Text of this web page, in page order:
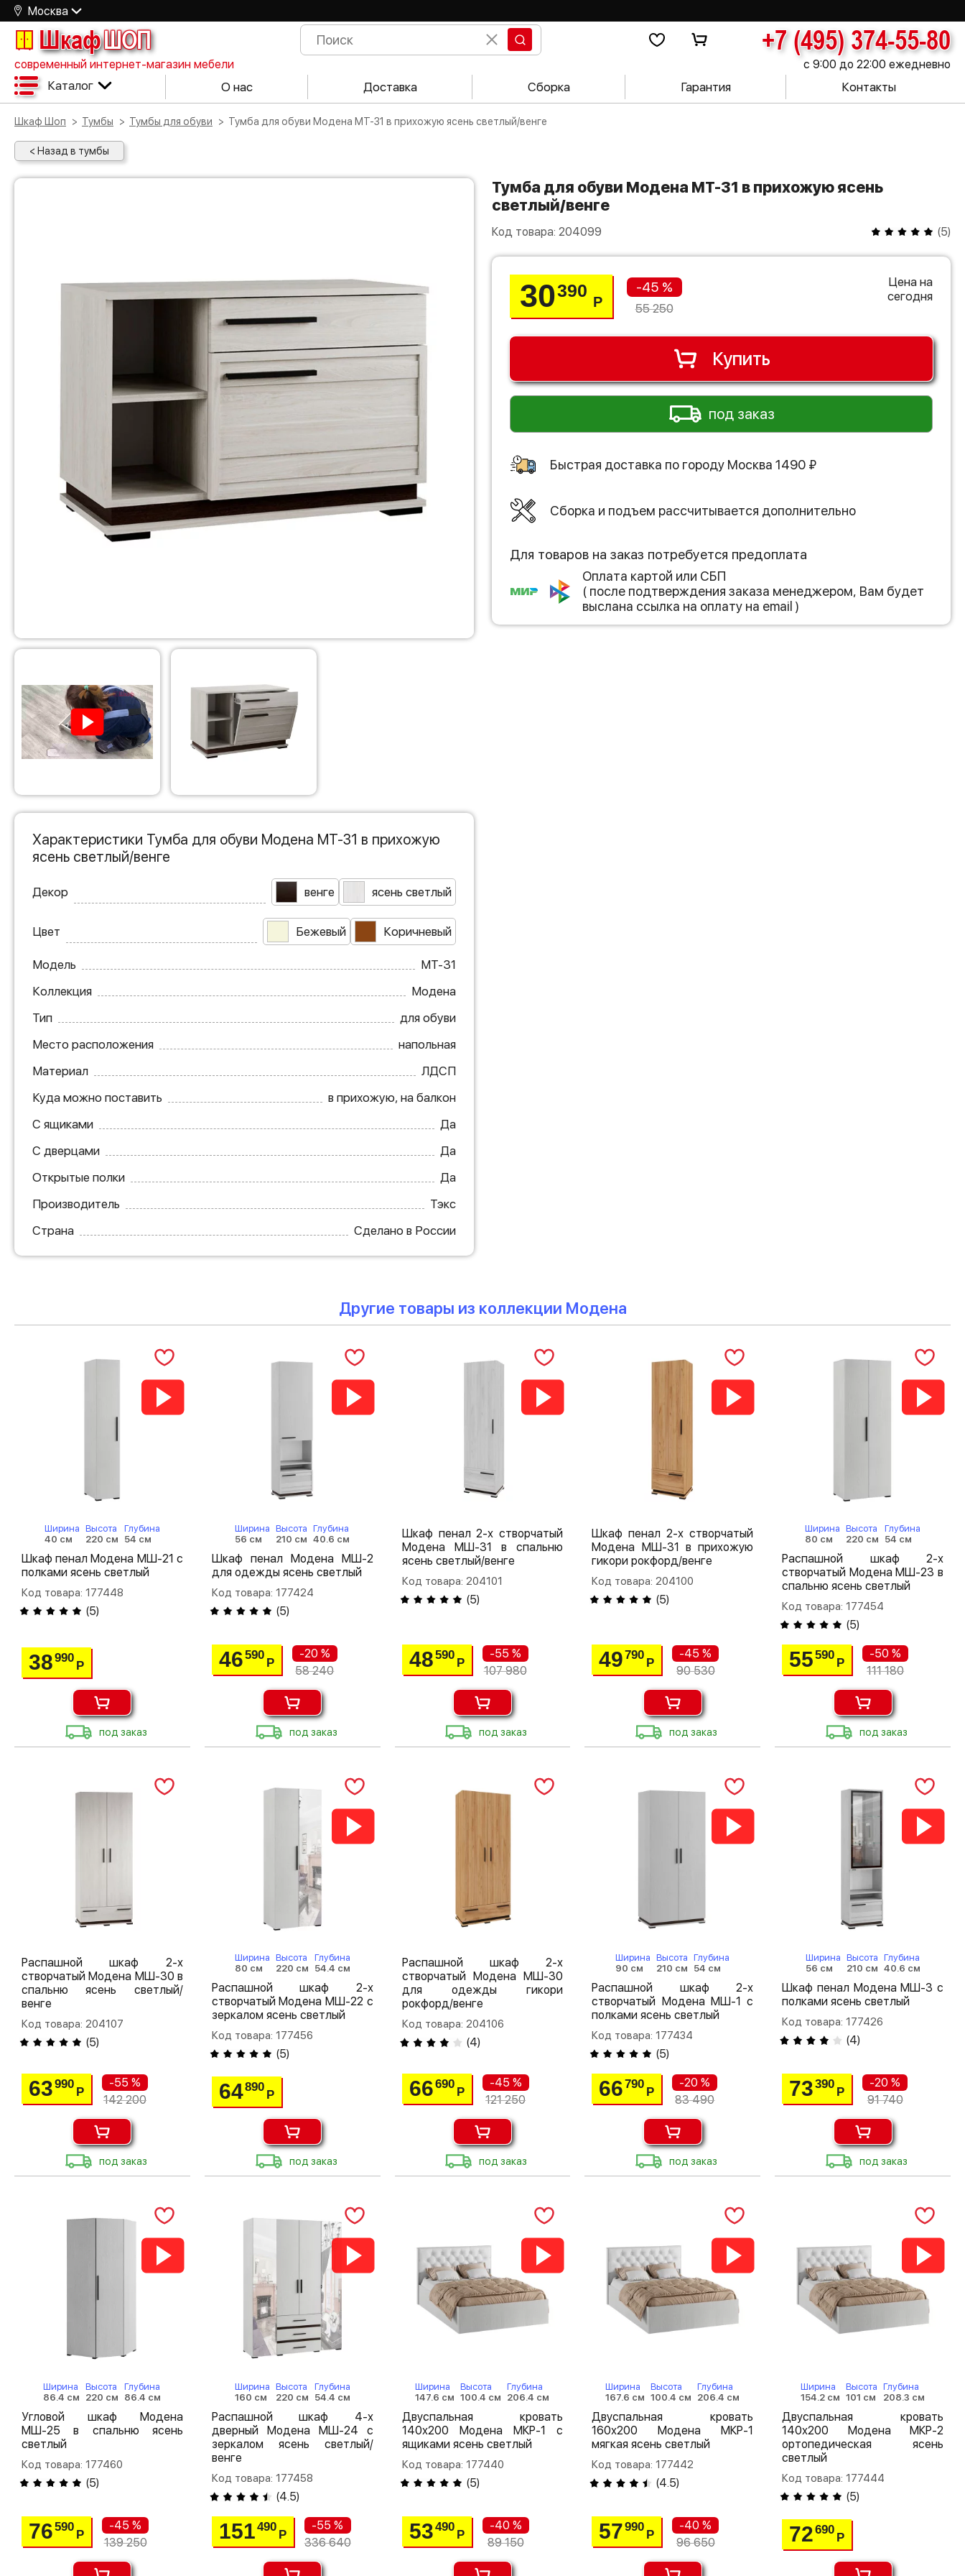
Москва
ШкафШОП +7 (495) 374-55-80
современный интернет-магазин мебели с 9:00 до 22:00 ежедневно
Каталог О нас Доставка Сборка Гарантия Контакты
Шкаф Шоп Тумбы Тумбы для обуви Тумба для обуви Модена МТ-31 в прихожую ясень светлый/венге
< Назад в тумбы
Тумба для обуви Модена МТ-31 в прихожую ясень
светлый/венге
Код товара: 204099 (5)
30390
Р
-45 %
55 250
Цена на
сегодня
Купить
под заказ
Быстрая доставка по городу Москва 1490 ₽
Сборка и подъем рассчитывается дополнительно
Для товаров на заказ потребуется предоплата
Оплата картой или СБП
( после подтверждения заказа менеджером, Вам будет
выслана ссылка на оплату на email )
Характеристики Тумба для обуви Модена МТ-31 в прихожую
ясень светлый/венге
Декор венге ясень светлый
Цвет Бежевый Коричневый
Модель
МТ-31
Коллекция
Модена
Тип
для обуви
Место расположения
напольная
Материал
ЛДСП
Куда можно поставить
в прихожую, на балкон
С ящиками
Да
С дверцами
Да
Открытые полки
Да
Производитель
Тэкс
Страна
Сделано в России
Другие товары из коллекции Модена
Ширина
40 см
Высота
220 см
Глубина
54 см
Шкаф пенал Модена МШ-21 с
полками ясень светлый
Код товара: 177448
(5)
38990
Р
под заказ
Ширина
56 см
Высота
210 см
Глубина
40.6 см
Шкаф пенал Модена МШ-2
для одежды ясень светлый
Код товара: 177424
(5)
46590
Р
-20 %
58 240
под заказ
Шкаф пенал 2-х створчатый
Модена МШ-31 в спальню
ясень светлый/венге
Код товара: 204101
(5)
48590
Р
-55 %
107 980
под заказ
Шкаф пенал 2-х створчатый
Модена МШ-31 в прихожую
гикори рокфорд/венге
Код товара: 204100
(5)
49790
Р
-45 %
90 530
под заказ
Ширина
80 см
Высота
220 см
Глубина
54 см
Распашной шкаф 2-х
створчатый Модена МШ-23 в
спальню ясень светлый
Код товара: 177454
(5)
55590
Р
-50 %
111 180
под заказ
Распашной шкаф 2-х
створчатый Модена МШ-30 в
спальню ясень светлый/
венге
Код товара: 204107
(5)
63990
Р
-55 %
142 200
под заказ
Ширина
80 см
Высота
220 см
Глубина
54.4 см
Распашной шкаф 2-х
створчатый Модена МШ-22 с
зеркалом ясень светлый
Код товара: 177456
(5)
64890
Р
под заказ
Распашной шкаф 2-х
створчатый Модена МШ-30
для одежды гикори
рокфорд/венге
Код товара: 204106
(4)
66690
Р
-45 %
121 250
под заказ
Ширина
90 см
Высота
210 см
Глубина
54 см
Распашной шкаф 2-х
створчатый Модена МШ-1 с
полками ясень светлый
Код товара: 177434
(5)
66790
Р
-20 %
83 490
под заказ
Ширина
56 см
Высота
210 см
Глубина
40.6 см
Шкаф пенал Модена МШ-3 с
полками ясень светлый
Код товара: 177426
(4)
73390
Р
-20 %
91 740
под заказ
Ширина
86.4 см
Высота
220 см
Глубина
86.4 см
Угловой шкаф Модена
МШ-25 в спальню ясень
светлый
Код товара: 177460
(5)
76590
Р
-45 %
139 250
Ширина
160 см
Высота
220 см
Глубина
54.4 см
Распашной шкаф 4-х
дверный Модена МШ-24 с
зеркалом ясень светлый/
венге
Код товара: 177458
(4.5)
151490
Р
-55 %
336 640
Ширина
147.6 см
Высота
100.4 см
Глубина
206.4 см
Двуспальная кровать
140х200 Модена МКР-1 с
ящиками ясень светлый
Код товара: 177440
(5)
53490
Р
-40 %
89 150
Ширина
167.6 см
Высота
100.4 см
Глубина
206.4 см
Двуспальная кровать
160х200 Модена МКР-1
мягкая ясень светлый
Код товара: 177442
(4.5)
57990
Р
-40 %
96 650
Ширина
154.2 см
Высота
101 см
Глубина
208.3 см
Двуспальная кровать
140х200 Модена МКР-2
ортопедическая ясень
светлый
Код товара: 177444
(5)
72690
Р